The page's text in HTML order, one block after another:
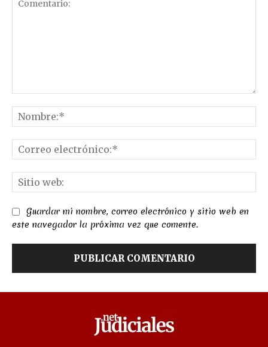
Guardar mi nombre, correo electrónico y sitio web en
este navegador la próxima vez que comente.